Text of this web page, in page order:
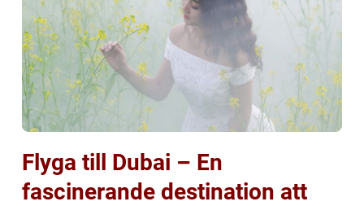
Flyga till Dubai – En
fascinerande destination att